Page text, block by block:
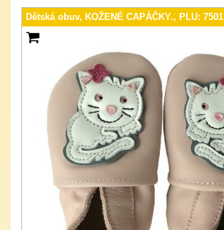
Dětská obuv, KOŽENÉ CAPÁČKY., PLU: 7501